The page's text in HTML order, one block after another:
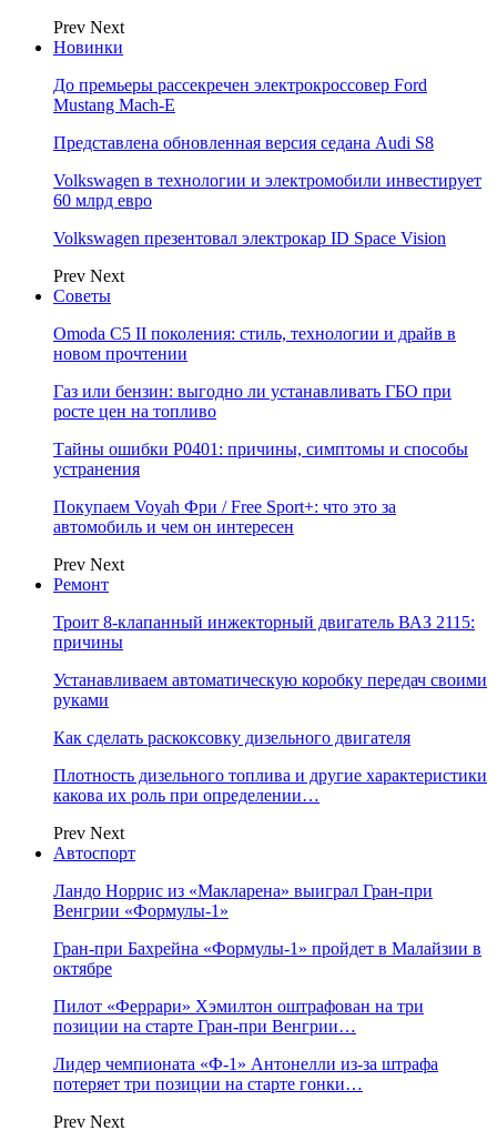
Prev Next
Новинки
До премьеры рассекречен электрокроссовер Ford
Mustang Mach-E
Представлена обновленная версия седана Audi S8
Volkswagen в технологии и электромобили инвестирует
60 млрд евро
Volkswagen презентовал электрокар ID Space Vision
Prev Next
Советы
Omoda C5 II поколения: стиль, технологии и драйв в
новом прочтении
Газ или бензин: выгодно ли устанавливать ГБО при
росте цен на топливо
Тайны ошибки P0401: причины, симптомы и способы
устранения
Покупаем Voyah Фри / Free Sport+: что это за
автомобиль и чем он интересен
Prev Next
Ремонт
Троит 8-клапанный инжекторный двигатель ВАЗ 2115:
причины
Устанавливаем автоматическую коробку передач своими
руками
Как сделать раскоксовку дизельного двигателя
Плотность дизельного топлива и другие характеристики
какова их роль при определении…
Prev Next
Автоспорт
Ландо Норрис из «Макларена» выиграл Гран‑при
Венгрии «Формулы‑1»
Гран‑при Бахрейна «Формулы‑1» пройдет в Малайзии в
октябре
Пилот «Феррари» Хэмилтон оштрафован на три
позиции на старте Гран‑при Венгрии…
Лидер чемпионата «Ф‑1» Антонелли из‑за штрафа
потеряет три позиции на старте гонки…
Prev Next